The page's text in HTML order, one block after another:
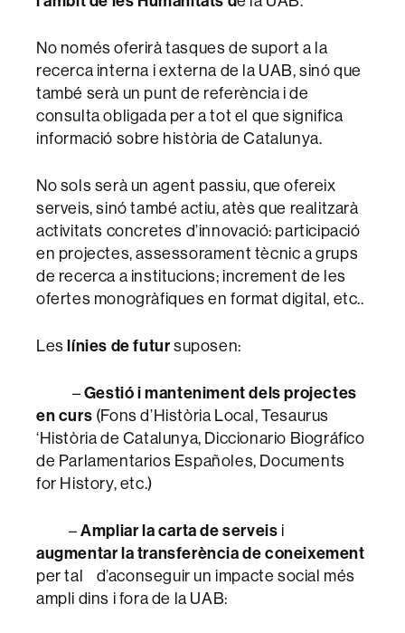
No només oferirà tasques de suport a la
recerca interna i externa de la UAB, sinó que
també serà un punt de referència i de
consulta obligada per a tot el que significa
informació sobre història de Catalunya.
No sols serà un agent passiu, que ofereix
serveis, sinó també actiu, atès que realitzarà
activitats concretes d’innovació: participació
en projectes, assessorament tècnic a grups
de recerca a institucions; increment de les
ofertes monogràfiques en format digital, etc..
Leslínies de futursuposen:
–Gestió i manteniment dels projectes
en curs (Fons d’Història Local, Tesaurus
‘Història de Catalunya, Diccionario Biográfico
de Parlamentarios Españoles, Documents
for History, etc.)
–Ampliar la carta de serveis i
augmentar la transferència de coneixement
per tal d’aconseguir un impacte social més
ampli dins i fora de la UAB: